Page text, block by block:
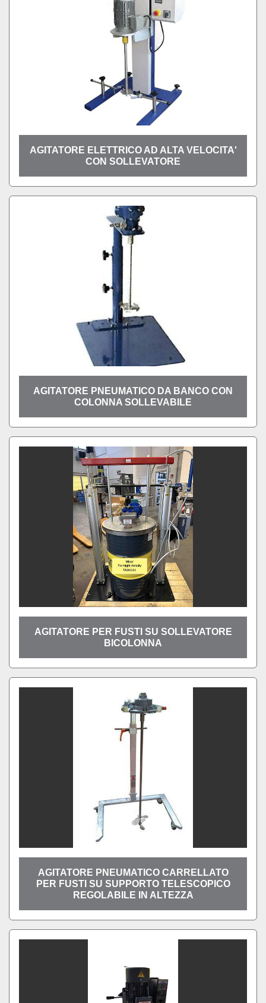
AGITATORE ELETTRICO AD ALTA VELOCITA'
CON SOLLEVATORE
AGITATORE PNEUMATICO DA BANCO CON
COLONNA SOLLEVABILE
AGITATORE PER FUSTI SU SOLLEVATORE
BICOLONNA
AGITATORE PNEUMATICO CARRELLATO
PER FUSTI SU SUPPORTO TELESCOPICO
REGOLABILE IN ALTEZZA